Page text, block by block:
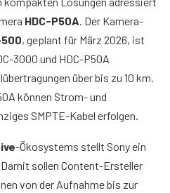
HDC-P50A. Der Kamera-
500, geplant für März 2026, ist
3000 und HDC-P50A
über bis zu 10 km.
können Strom- und
SMPTE-Kabel erfolgen.
-Ökosystems stellt Sony ein
sollen Content-Ersteller
von der Aufnahme bis zur